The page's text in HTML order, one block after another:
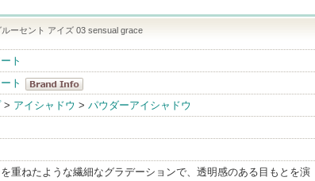
ルーセント アイズ 03 sensual grace
ト
ト
ジルスチュア
ート
BrandInfo
> アイシャドウ > パウダーアイシャドウ
重ねたような繊細なグラデーションで、透明感のある目もとを演